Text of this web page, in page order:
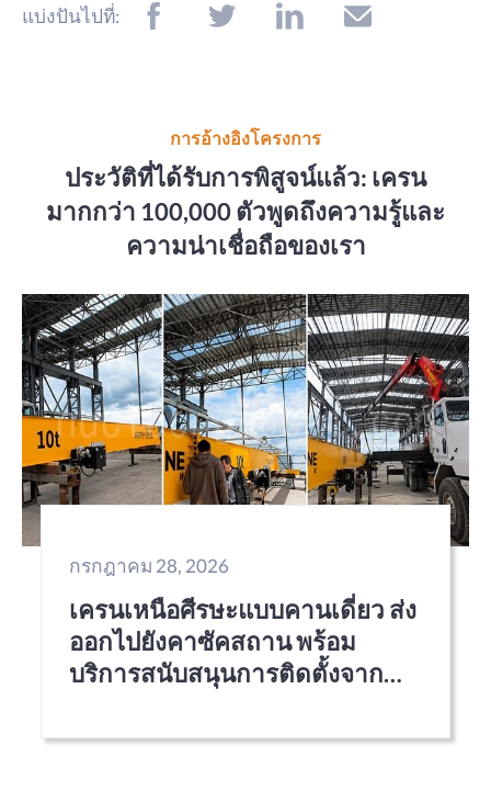
แบ่งปันไปที่:
การอ้างอิงโครงการ
ประวัติที่ได้รับการพิสูจน์แล้ว: เครน
มากกว่า 100,000 ตัวพูดถึงความรู้และ
ความน่าเชื่อถือของเรา
กรกฎาคม 28, 2026
เครนเหนือศีรษะแบบคานเดี่ยว ส่ง
ออกไปยังคาซัคสถาน พร้อม
บริการสนับสนุนการติดตั้งจาก